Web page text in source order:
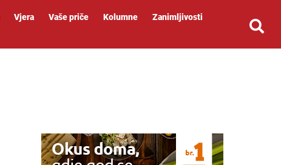
Vjera Vaše priče Kolumne
Zanimljivosti